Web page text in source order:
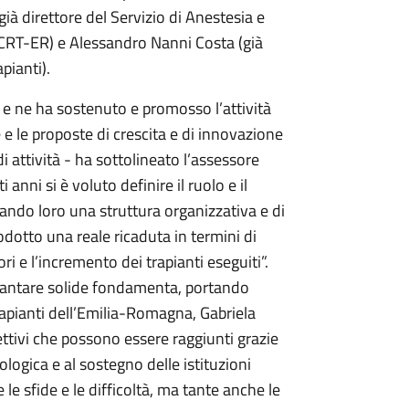
direttore del Servizio di Anestesia e
ER) e Alessandro Nanni Costa (già
ne ha sostenuto e promosso l’attività
le proposte di crescita e di innovazione
attività - ha sottolineato l’assessore
anni si è voluto definire il ruolo e il
loro una struttura organizzativa e di
una reale ricaduta in termini di
e l’incremento dei trapianti eseguiti”.
solide fondamenta, portando
dell’Emilia-Romagna, Gabriela
che possono essere raggiunti grazie
e al sostegno delle istituzioni
sfide e le difficoltà, ma tante anche le